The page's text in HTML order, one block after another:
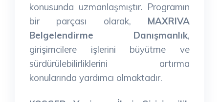
konusunda uzmanlaşmıştır. Programın
bir parçası olarak, MAXRIVA
Belgelendirme Danışmanlık,
girişimcilere işlerini büyütme ve
sürdürülebilirliklerini artırma
konularında yardımcı olmaktadır.